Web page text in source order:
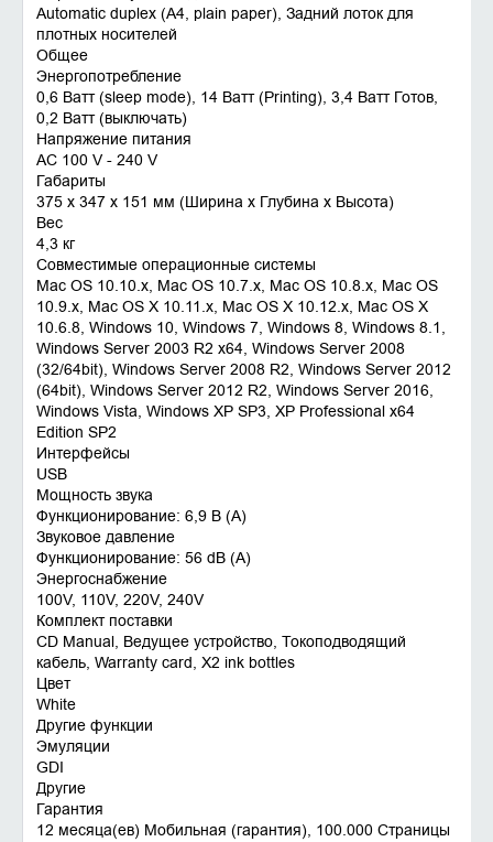
Automatic duplex (A4, plain paper), Задний лоток для
плотных носителей
Общее
Энергопотребление
0,6 Ватт (sleep mode), 14 Ватт (Printing), 3,4 Ватт Готов,
0,2 Ватт (выключать)
Напряжение питания
AC 100 V - 240 V
Габариты
375 x 347 x 151 мм (Ширина x Глубина x Высота)
Вес
4,3 кг
Совместимые операционные системы
Mac OS 10.10.x, Mac OS 10.7.x, Mac OS 10.8.x, Mac OS
10.9.x, Mac OS X 10.11.x, Mac OS X 10.12.x, Mac OS X
10.6.8, Windows 10, Windows 7, Windows 8, Windows 8.1,
Windows Server 2003 R2 x64, Windows Server 2008
(32/64bit), Windows Server 2008 R2, Windows Server 2012
(64bit), Windows Server 2012 R2, Windows Server 2016,
Windows Vista, Windows XP SP3, XP Professional x64
Edition SP2
Интерфейсы
USB
Мощность звука
Функционирование: 6,9 B (A)
Звуковое давление
Функционирование: 56 dB (A)
Энергоснабжение
100V, 110V, 220V, 240V
Комплект поставки
CD Manual, Ведущее устройство, Токоподводящий
кабель, Warranty card, X2 ink bottles
Цвет
White
Другие функции
Эмуляции
GDI
Другие
Гарантия
12 месяца(ев) Мобильная (гарантия), 100.000 Страницы